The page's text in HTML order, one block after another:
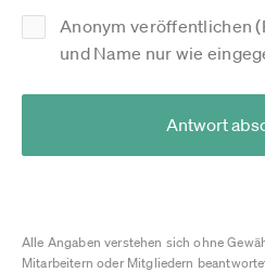
Anonym veröffentlichen
und Name nur wie
Antwort
Alle Angaben verstehen sich ohne
Mitarbeitern oder Mitgliedern